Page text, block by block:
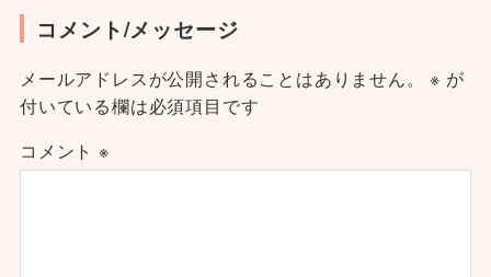
コメント/メッセージ
メールアドレスが公開されることはありません。 ※ が
付いている欄は必須項目です
コメント ※